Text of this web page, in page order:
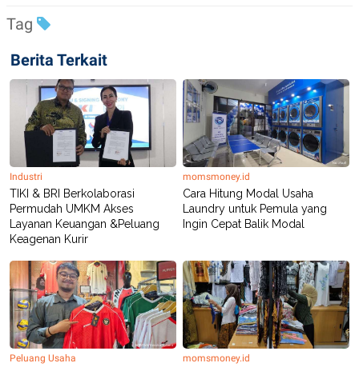
Tag
Berita Terkait
Industri
TIKI & BRI Berkolaborasi
Permudah UMKM Akses
Layanan Keuangan &Peluang
Keagenan Kurir
momsmoney.id
Cara Hitung Modal Usaha
Laundry untuk Pemula yang
Ingin Cepat Balik Modal
Peluang Usaha momsmoney.id